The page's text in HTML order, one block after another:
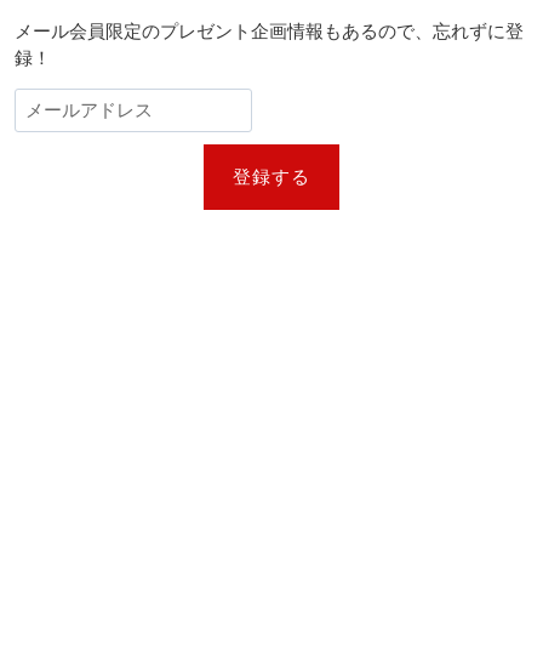
メール会員限定のプレゼント企画情報もあるので、忘れずに登
録！
登録する